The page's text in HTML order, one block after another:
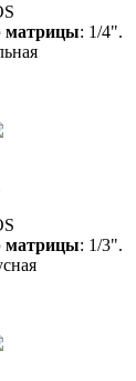
матрицы: 1/4".
матрицы: 1/3".